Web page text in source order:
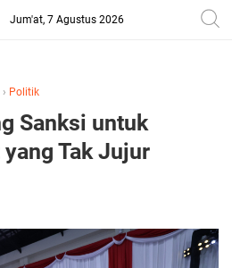
Jum'at, 7 Agustus 2026
› Politik
Sanksi untuk
Tak Jujur